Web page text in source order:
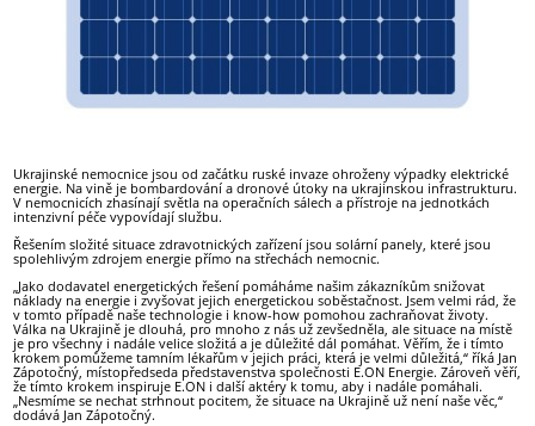
Ukrajinské nemocnice jsou od začátku ruské invaze ohroženy výpadky elektrické
energie. Na vině je bombardování a dronové útoky na ukrajinskou infrastrukturu.
V nemocnicích zhasínají světla na operačních sálech a přístroje na jednotkách
intenzivní péče vypovídají službu.
Řešením složité situace zdravotnických zařízení jsou solární panely, které jsou
spolehlivým zdrojem energie přímo na střechách nemocnic.
„Jako dodavatel energetických řešení pomáháme našim zákazníkům snižovat
náklady na energie i zvyšovat jejich energetickou soběstačnost. Jsem velmi rád, že
v tomto případě naše technologie i know-how pomohou zachraňovat životy.
Válka na Ukrajině je dlouhá, pro mnoho z nás už zevšedněla, ale situace na místě
je pro všechny i nadále velice složitá a je důležité dál pomáhat. Věřím, že i tímto
krokem pomůžeme tamním lékařům v jejich práci, která je velmi důležitá,“ říká Jan
Zápotočný, místopředseda představenstva společnosti E.ON Energie. Zároveň věří,
že tímto krokem inspiruje E.ON i další aktéry k tomu, aby i nadále pomáhali.
„Nesmíme se nechat strhnout pocitem, že situace na Ukrajině už není naše věc,“
dodává Jan Zápotočný.